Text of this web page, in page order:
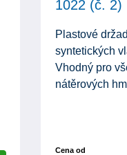
1022 (č. 2)
Plastové
syntetických
Vhodný pro
nátěrových
Cena od